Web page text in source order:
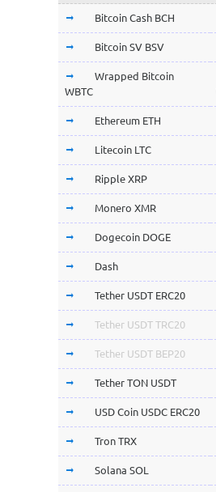
Bitcoin Cash BCH
Bitcoin SV BSV
Wrapped Bitcoin
WBTC
Ethereum ETH
Litecoin LTC
Ripple XRP
Monero XMR
Dogecoin DOGE
Dash
Tether USDT ERC20
Tether USDT TRC20
Tether USDT BEP20
Tether TON USDT
USD Coin USDC ERC20
Tron TRX
Solana SOL